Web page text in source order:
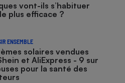
vont-ils s’habituer
plus efficace ?
ENSEMBLE
solaires vendues
et AliExpress - 9 sur
pour la santé des